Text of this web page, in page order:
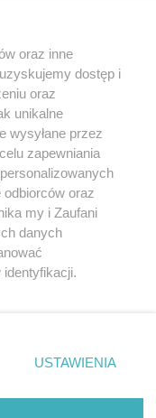
z portali
sięz nami
oraz inne
dostęp i
oraz
unikalne
wysyłane przez
zapewniania
oraz
my i Zaufani
danych
prywatności
zgody
się takiemu
USTAWIENIA